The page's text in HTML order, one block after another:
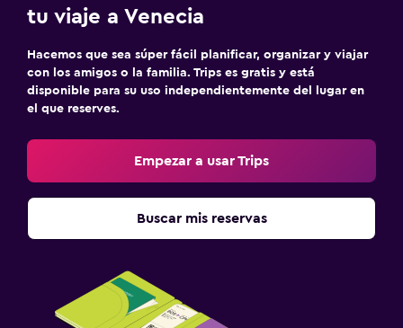
tu viaje a Venecia
Hacemos que sea súper fácil planificar, organizar y viajar
con los amigos o la familia. Trips es gratis y está
disponible para su uso independientemente del lugar en
el que reserves.
Empezar a usar Trips
Buscar mis reservas